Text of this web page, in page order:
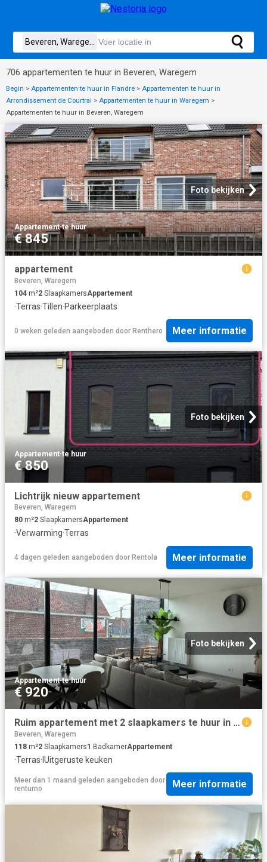
706 appartementen te huur in Beveren, Waregem
Begin > Appartementen te huur in Flandre > Appartementen te huur in
Arrondissement de Courtrai > Appartementen te huur in Waregem >
Appartementen te huur in Beveren, Waregem
Foto bekijken
Appartement·te huur
€ 845
appartement
Beveren, Waregem
104 m²2 SlaapkamersAppartement
·Terras·Tillen·Parkeerplaats
0 weken geleden aangeboden door Renthero Meer informatie
Foto bekijken
Appartement·te huur
€ 850
Lichtrijk nieuw appartement
Beveren, Waregem
80 m²2 SlaapkamersAppartement
·Verwarming·Terras
4 dagen geleden aangeboden door Rentola Meer informatie
Foto bekijken
Appartement·te huur
€ 920
Ruim appartement met 2 slaapkamers te huur in Beveren Leie
Beveren, Waregem
118 m²2 Slaapkamers1 BadkamerAppartement
·Terras· IUitgeruste keuken
Meer dan 1 maand geleden aangeboden door
rentumo
Meer informatie